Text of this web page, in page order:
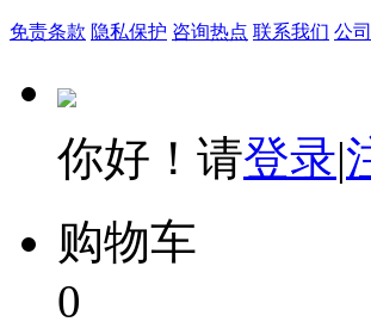
免责条款 隐私保护 咨询热点 联系我们 公
你好！请登录|
购物车
0